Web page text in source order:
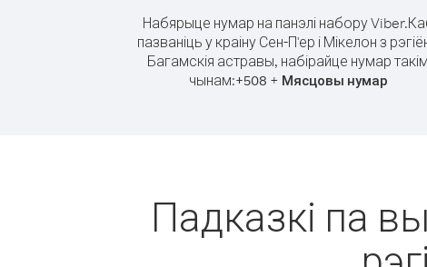
Набярыце нумар на панэлі набору Viber.
пазваніць у краіну Сен-П'ер і Мікелон з
Багамскія астравы, набірайце нумар такім
чынам:+508 + Мясцовы нумар
Падказкі па